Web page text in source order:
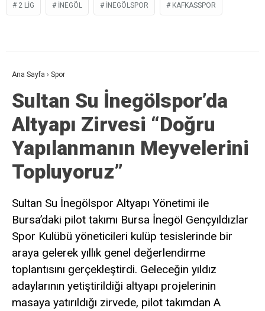
2 LIG İNEGÖL INEGÖLSPOR KAFKASSPOR
Ana Sayfa › Spor
Sultan Su İnegölspor’da
Altyapı Zirvesi “Doğru
Yapılanmanın Meyvelerini
Topluyoruz”
Sultan Su İnegölspor Altyapı Yönetimi ile
Bursa’daki pilot takımı Bursa İnegöl Gençyıldızlar
Spor Kulübü yöneticileri kulüp tesislerinde bir
araya gelerek yıllık genel değerlendirme
toplantısını gerçekleştirdi. Geleceğin yıldız
adaylarının yetiştirildiği altyapı projelerinin
masaya yatırıldığı zirvede, pilot takımdan A